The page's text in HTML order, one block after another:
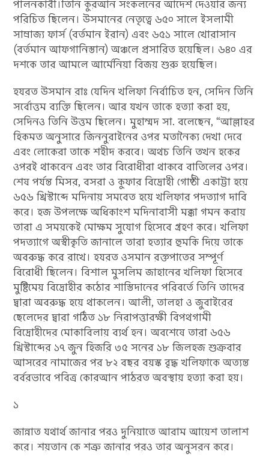
পালনকারী।তিনি কুরআন সংকলনের আদেশ দেওয়ার জন্য
পরিচিত ছিলেন। উসমানের নেতৃত্বে ৬৫০ সালে ইসলামী
সাম্রাজ্য ফার্স (বর্তমান ইরান) এবং ৬৫১ সালে খোরাসান
(বর্তমান আফগানিস্তান) অঞ্চলে প্রসারিত হয়েছিল। ৬৪০ এর
দশকে তার আমলে আর্মেনিয়া বিজয় শুরু হয়েছিল।
হযরত উসমান রাঃ যেদিন খলিফা নির্বাচিত হন, সেদিন তিনি
সর্বোত্তম ব্যক্তি ছিলেন। আর যখন তাকে হত্যা করা হয়,
সেদিনও তিনি উত্তম ছিলেন। মুহাম্মদ সা. বলেছেন, “আল্লাহর
হিকমত অনুসারে জিননুরাইনের ওপর মতানৈক্য দেখা দেবে
এবং লোকেরা তাকে শহীদ করবে। অথচ তিনি তখন হকের
ওপরই থাকবেন এবং তার বিরোধীরা থাকবে বাতিলের ওপর।
শেষ পর্যন্ত মিসর, বসরা ও কুফার বিদ্রোহী গোষ্ঠী একাট্টা হয়ে
৬৫৬ খ্রিস্টাব্দে মদিনায় সমবেত হয়ে খলিফার পদত্যাগ দাবি
করে। হজ উপলক্ষে অধিকাংশ মদিনাবাসী মক্কা গমন করায়
তারা এ সময়কেই মোক্ষম সুযোগ হিসেবে গ্রহণ করে। খলিফা
পদত্যাগে অস্বীকৃতি জানালে তারা হত্যার হুমকি দিয়ে তাকে
অবরুদ্ধ করে রাখে। হযরত ওসমান রক্তপাতের সম্পূর্ণ
বিরোধী ছিলেন। বিশাল মুসলিম জাহানের খলিফা হিসেবে
মুষ্টিমেয় বিদ্রোহীর কঠোর শাস্তিদানের পরিবর্তে তিনি তাদের
দ্বারা অবরুদ্ধ হয়ে থাকলেন। আলী, তালহা ও জুবাইরের
ছেলেদের দ্বারা গঠিত ১৮ নিরাপত্তারক্ষী বিপথগামী
বিদ্রোহীদের মোকাবিলায় ব্যর্থ হন। অবশেষে তারা ৬৫৬
খ্রিস্টাব্দের ১৭ জুন হিজরি ৩৫ সনের ১৮ জিলহজ শুক্রবার
আসরের নামাজের পর ৮২ বছর বয়স্ক বৃদ্ধ খলিফাকে অত্যন্ত
বর্বরভাবে পবিত্র কোরআন পাঠরত অবস্থায় হত্যা করা হয়।
১
জান্নাত যথার্থ জানার পরও দুনিয়াতে আরাম আয়েশ তালাশ
করে। শয়তান কে শত্রু জানার পরও তার অনুসরন করে।